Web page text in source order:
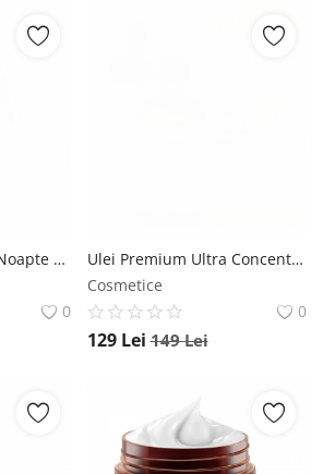
Masca Premium de Noapte cu Colagen, Niacinamide, Ceramide NP, Hidratare profunda, 75 ml NOVA KISS
0
Ulei Premium Ultra Concentrat Vitamina E, 100% Natural Pur, Fara Hexan pentru Ten, 60 ml NOVA KISS
Cosmetice
0
129 Lei 149Lei